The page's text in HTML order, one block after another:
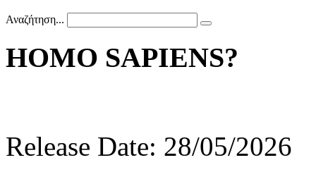
Αναζήτηση...
HOMO SAPIENS?
Release Date: 28/05/2026